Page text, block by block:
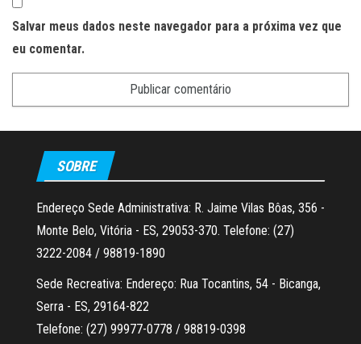
Salvar meus dados neste navegador para a próxima vez que
eu comentar.
SOBRE
Endereço Sede Administrativa: R. Jaime Vilas Bôas, 356 -
Monte Belo, Vitória - ES, 29053-370. Telefone: (27)
3222-2084 / 98819-1890
Sede Recreativa: Endereço: Rua Tocantins, 54 - Bicanga,
Serra - ES, 29164-822
Telefone: (27) 99977-0778 / 98819-0398